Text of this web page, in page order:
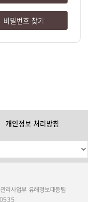
비밀번호 찾기
개인정보 처리방침
리사업부 유해정보대응팀